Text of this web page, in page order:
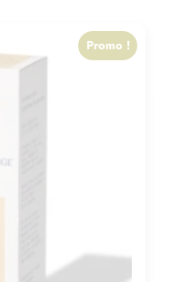
Promo !